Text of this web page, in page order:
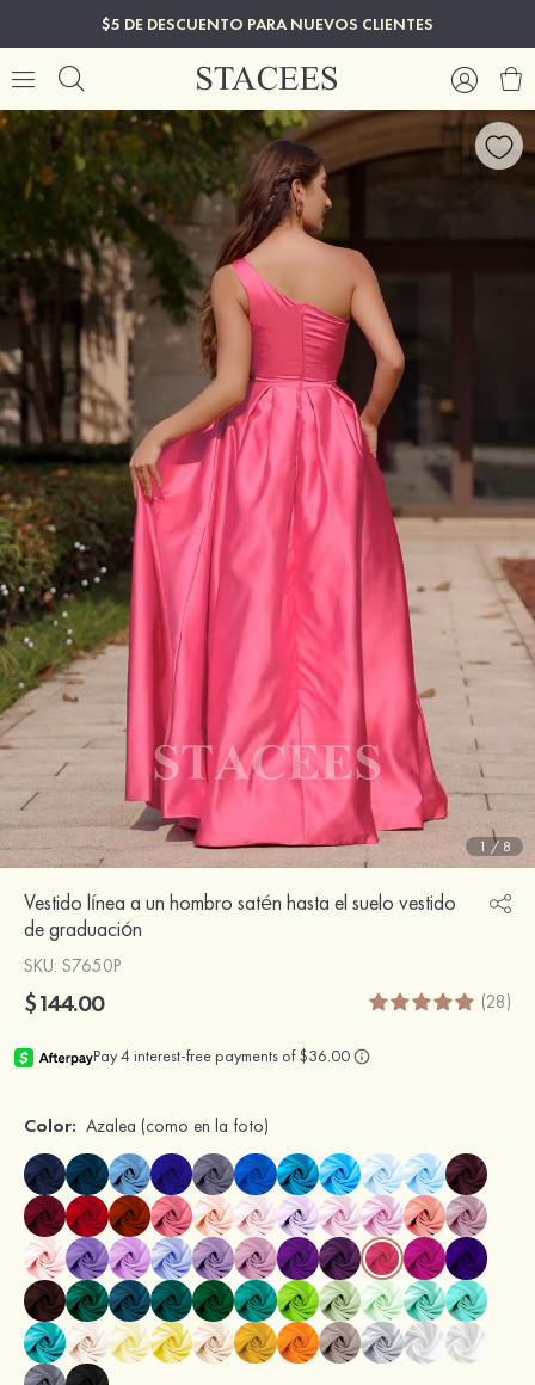
$5 DE DESCUENTO PARA NUEVOS CLIENTES
1 / 8
Vestido línea a un hombro satén hasta el suelo vestido
de graduación
SKU: S7650P
$144.00 (28)
Color: Azalea (como en la foto)